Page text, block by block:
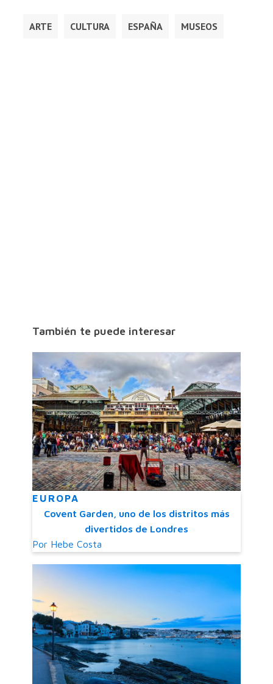
ARTE CULTURA ESPAÑA MUSEOS
También te puede interesar
EUROPA
Covent Garden, uno de los distritos más
divertidos de Londres
Por Hebe Costa